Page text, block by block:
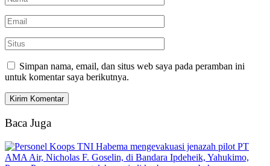
Simpan nama, email, dan situs web saya pada peramban ini
untuk komentar saya berikutnya.
Baca Juga